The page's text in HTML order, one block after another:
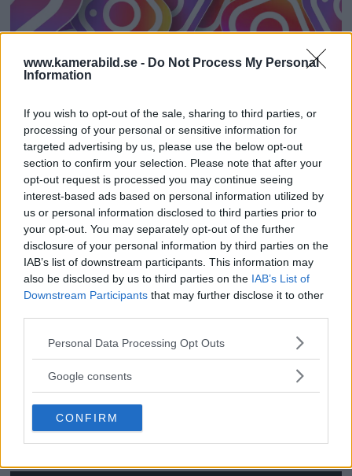
www.kamerabild.se - Do Not Process My Personal
Information
If you wish to opt-out of the sale, sharing to third parties, or
processing of your personal or sensitive information for
targeted advertising by us, please use the below opt-out
section to confirm your selection. Please note that after your
opt-out request is processed you may continue seeing
interest-based ads based on personal information utilized by
us or personal information disclosed to third parties prior to
your opt-out. You may separately opt-out of the further
disclosure of your personal information by third parties on the
IAB’s list of downstream participants. This information may
also be disclosed by us to third parties on the IAB’s List of
Downstream Participants that may further disclose it to other
Please note that this website/app uses one or more Google
not limited to your visit or usage behaviour. You may click to
use your data for below specified purposes in below Google
consent section.
Personal Data Processing Opt Outs
Google consents
CONFIRM
Sociala medier tidigt ger
sämre skolresultat enligt
forskning
Behaviour visar att användning av sociala
medier innan tonåren ser ut att hänga
samman med sämre resultat i skolan.